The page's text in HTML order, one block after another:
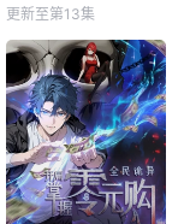
更新至第13集